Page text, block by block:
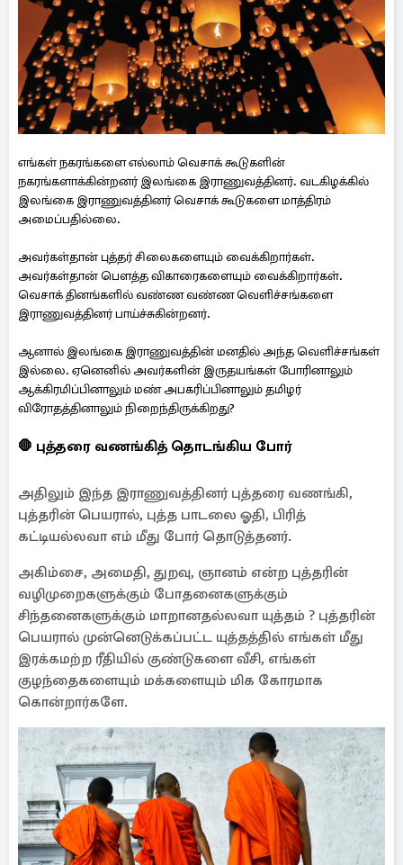
எங்கள் நகரங்களை எல்லாம் வெசாக் கூடுகளின்
நகரங்களாக்கின்றனர் இலங்கை இராணுவத்தினர். வடகிழக்கில்
இலங்கை இராணுவத்தினர் வெசாக் கூடுகளை மாத்திரம்
அமைப்பதில்லை.
அவர்கள்தான் புத்தர் சிலைகளையும் வைக்கிறார்கள்.
அவர்கள்தான் பௌத்த விகாரைகளையும் வைக்கிறார்கள்.
வெசாக் தினங்களில் வண்ண வண்ண வெளிச்சங்களை
இராணுவத்தினர் பாய்ச்சுகின்றனர்.
ஆனால் இலங்கை இராணுவத்தின் மனதில் அந்த வெளிச்சங்கள்
இல்லை. ஏனெனில் அவர்களின் இருதயங்கள் போரினாலும்
ஆக்கிரமிப்பினாலும் மண் அபகரிப்பினாலும் தமிழர்
விரோதத்தினாலும் நிறைந்திருக்கிறது?
🛑 புத்தரை வணங்கித் தொடங்கிய போர்
அதிலும் இந்த இராணுவத்தினர் புத்தரை வணங்கி,
புத்தரின் பெயரால், புத்த பாடலை ஓதி, பிரித்
கட்டியல்லவா எம் மீது போர் தொடுத்தனர்.
அகிம்சை, அமைதி, துறவு, ஞானம் என்ற புத்தரின்
வழிமுறைகளுக்கும் போதனைகளுக்கும்
சிந்தனைகளுக்கும் மாறானதல்லவா யுத்தம் ? புத்தரின்
பெயரால் முன்னெடுக்கப்பட்ட யுத்தத்தில் எங்கள் மீது
இரக்கமற்ற ரீதியில் குண்டுகளை வீசி, எங்கள்
குழந்தைகளையும் மக்களையும் மிக கோரமாக
கொன்றார்களே.